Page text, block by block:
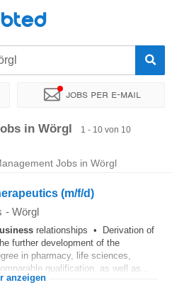
Jobs per e-mail
Unternehmen
in Wörgl 1 - 10 von 10
Jobs in Wörgl
(m/f/d)
- Wörgl
relationships • Derivation of
further development of the
in pharmacy, life sciences,
qualification, as well as...
anzeigen